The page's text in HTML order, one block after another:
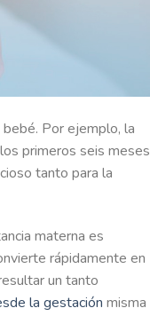
Por ejemplo, la
primeros seis meses
tanto para la
materna es
rápidamente en
un tanto
la gestación misma